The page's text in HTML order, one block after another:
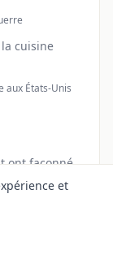
cuisine
aux États-Unis
ont façonné
et